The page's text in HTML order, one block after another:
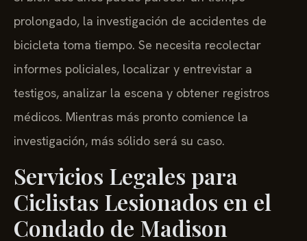
prolongado, la investigación de accidentes de
bicicleta toma tiempo. Se necesita recolectar
informes policiales, localizar y entrevistar a
testigos, analizar la escena y obtener registros
médicos. Mientras más pronto comience la
investigación, más sólido será su caso.
Servicios Legales para
Ciclistas Lesionados en el
Condado de Madison